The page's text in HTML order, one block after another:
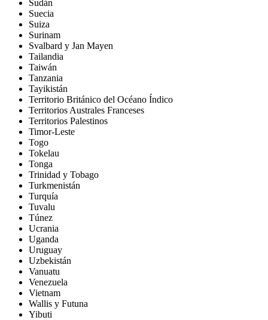
Sudán
Suecia
Suiza
Surinam
Svalbard y Jan Mayen
Tailandia
Taiwán
Tanzania
Tayikistán
Territorio Británico del Océano Índico
Territorios Australes Franceses
Territorios Palestinos
Timor-Leste
Togo
Tokelau
Tonga
Trinidad y Tobago
Turkmenistán
Turquía
Tuvalu
Túnez
Ucrania
Uganda
Uruguay
Uzbekistán
Vanuatu
Venezuela
Vietnam
Wallis y Futuna
Yibuti